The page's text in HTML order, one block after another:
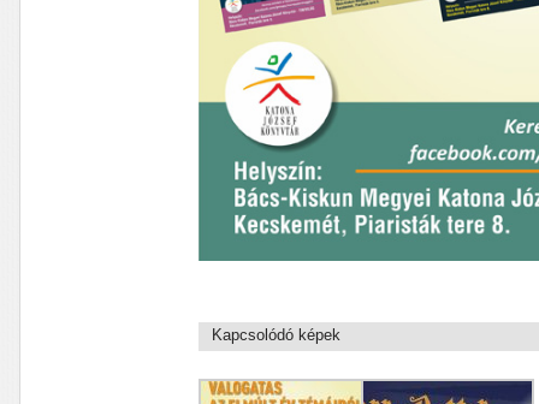
Kapcsolódó képek